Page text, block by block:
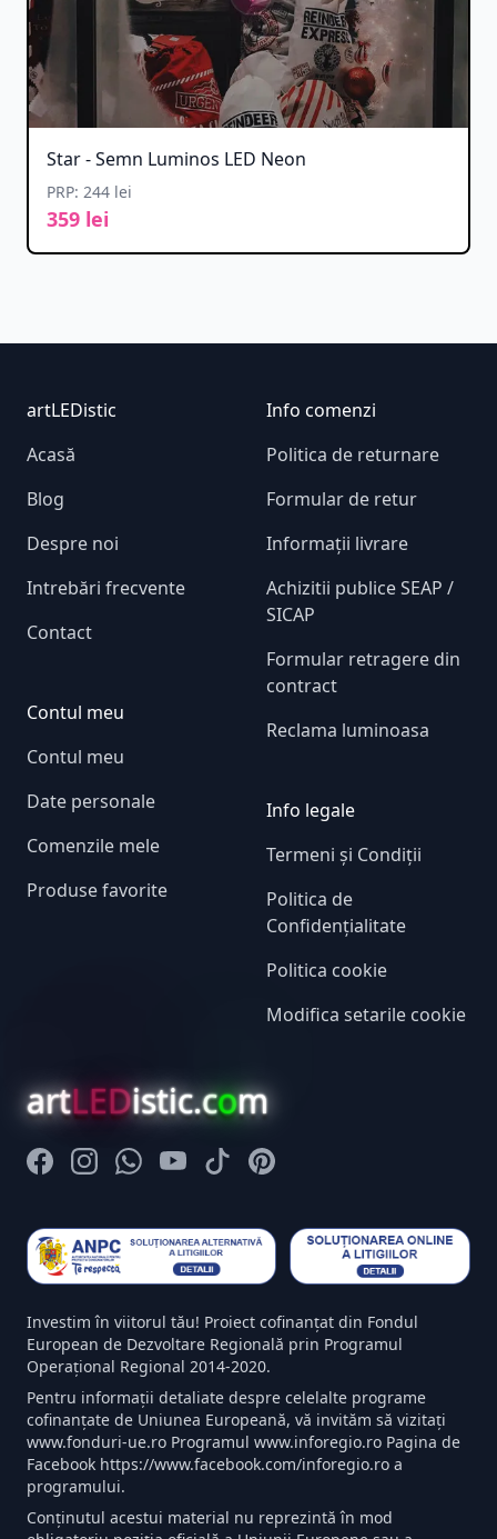
Star - Semn Luminos LED Neon
PRP: 244 lei
359 lei
Footer
artLEDistic
Acasă
Blog
Despre noi
Intrebări frecvente
Contact
Contul meu
Contul meu
Date personale
Comenzile mele
Produse favorite
Info comenzi
Politica de returnare
Formular de retur
Informații livrare
Achizitii publice SEAP /
SICAP
Formular retragere din
contract
Reclama luminoasa
Info legale
Termeni și Condiții
Politica de
Confidențialitate
Politica cookie
Modifica setarile cookie
artLEDistic.com
FacebookInstagramWhatsappYoutubeTiktokPinterest
Investim în viitorul tău! Proiect cofinanțat din Fondul
European de Dezvoltare Regională prin Programul
Operațional Regional 2014-2020.
Pentru informații detaliate despre celelalte programe
cofinanțate de Uniunea Europeană, vă invităm să vizitați
www.fonduri-ue.ro Programul www.inforegio.ro Pagina de
Facebook https://www.facebook.com/inforegio.ro a
programului.
Conținutul acestui material nu reprezintă în mod